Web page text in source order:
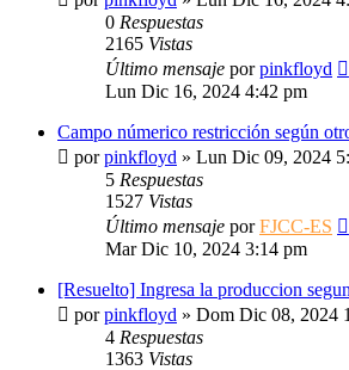
0 Respuestas
2165 Vistas
Último mensaje porpinkfloyd
Lun Dic 16, 2024 4:42 pm
Campo númerico restricción según
porpinkfloyd » Lun Dic 09, 2024
5 Respuestas
1527 Vistas
Último mensaje porFJCC-ES
Mar Dic 10, 2024 3:14 pm
[Resuelto] Ingresa la produccion
porpinkfloyd » Dom Dic 08, 2024
4 Respuestas
1363 Vistas